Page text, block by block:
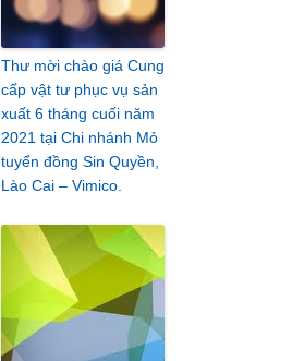
Thư mời chào giá Cung
cấp vật tư phục vụ sản
xuất 6 tháng cuối năm
2021 tại Chi nhánh Mỏ
tuyển đồng Sin Quyền,
Lào Cai – Vimico.